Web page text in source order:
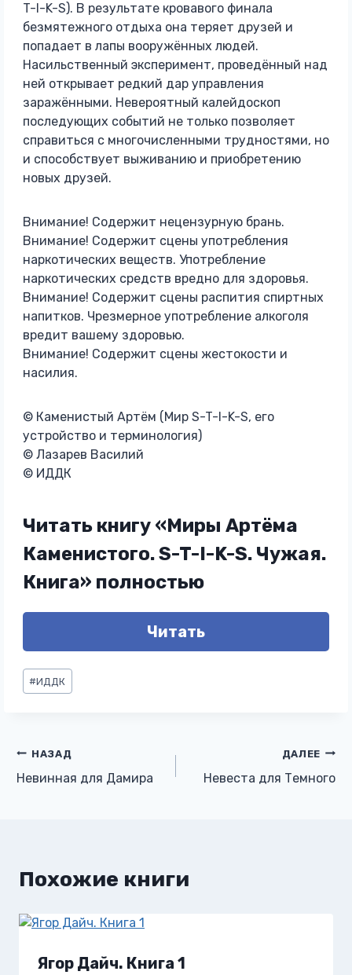
T-I-K-S). В результате кровавого финала
безмятежного отдыха она теряет друзей и
попадает в лапы вооружённых людей.
Насильственный эксперимент, проведённый над
ней открывает редкий дар управления
заражёнными. Невероятный калейдоскоп
последующих событий не только позволяет
справиться с многочисленными трудностями, но
и способствует выживанию и приобретению
новых друзей.
Внимание! Содержит нецензурную брань.
Внимание! Содержит сцены употребления
наркотических веществ. Употребление
наркотических средств вредно для здоровья.
Внимание! Содержит сцены распития спиртных
напитков. Чрезмерное употребление алкоголя
вредит вашему здоровью.
Внимание! Содержит сцены жестокости и
насилия.
© Каменистый Артём (Мир S-T-I-K-S, его
устройство и терминология)
© Лазарев Василий
© ИДДК
Читать книгу «Миры Артёма
Каменистого. S-T-I-K-S. Чужая.
Книга» полностью
Читать
Метки
записи:
#ИДДК
Навигация
по
НАЗАД
Невинная для Дамира
ДАЛЕЕ
Невеста для Темного
Похожие книги
Ягор Дайч. Книга 1